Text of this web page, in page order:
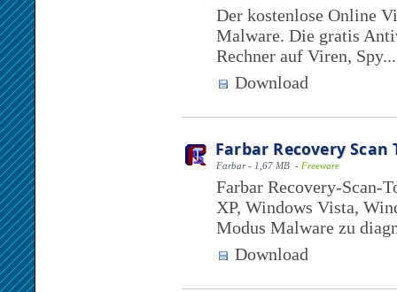
Der kostenlose Online
Malware. Die gratis
Rechner auf Viren, Spy...
Download
Farbar Recovery Scan
Farbar - 1,67 MB - Freeware
Farbar Recovery-Scan-
XP, Windows Vista,
Modus Malware zu
Download